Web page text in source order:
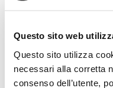
Questo sito web
Questo sito utilizza
necessari alla corretta
consenso dell’utente,